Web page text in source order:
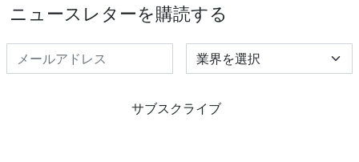
ニュースレターを購読する
Select Industry
サブスクライブ